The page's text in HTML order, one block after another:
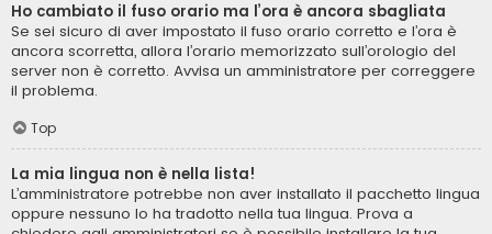
Ho cambiato il fuso orario ma l’ora è ancora sbagliata
Se sei sicuro di aver impostato il fuso orario corretto e l’ora è
ancora scorretta, allora l’orario memorizzato sull’orologio del
server non è corretto. Avvisa un amministratore per correggere
il problema.
Top
La mia lingua non è nella lista!
L’amministratore potrebbe non aver installato il pacchetto lingua
oppure nessuno lo ha tradotto nella tua lingua. Prova a